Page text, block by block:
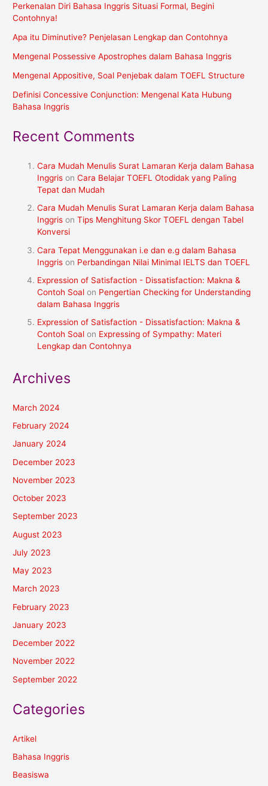
Perkenalan Diri Bahasa Inggris Situasi Formal, Begini
Contohnya!
Apa itu Diminutive? Penjelasan Lengkap dan Contohnya
Mengenal Possessive Apostrophes dalam Bahasa Inggris
Mengenal Appositive, Soal Penjebak dalam TOEFL Structure
Definisi Concessive Conjunction: Mengenal Kata Hubung
Bahasa Inggris
Recent Comments
Cara Mudah Menulis Surat Lamaran Kerja dalam Bahasa
Inggris onCara Belajar TOEFL Otodidak yang Paling
Tepat dan Mudah
Cara Mudah Menulis Surat Lamaran Kerja dalam Bahasa
Inggris onTips Menghitung Skor TOEFL dengan Tabel
Konversi
Cara Tepat Menggunakan i.e dan e.g dalam Bahasa
Inggris on Perbandingan Nilai Minimal IELTS dan TOEFL
Expression of Satisfaction - Dissatisfaction: Makna &
Contoh Soal on Pengertian Checking for Understanding
dalam Bahasa Inggris
Expression of Satisfaction - Dissatisfaction: Makna &
Contoh Soal on Expressing of Sympathy: Materi
Lengkap dan Contohnya
Archives
March 2024
February 2024
January 2024
December 2023
November 2023
October 2023
September 2023
August 2023
July 2023
May 2023
March 2023
February 2023
January 2023
December 2022
November 2022
September 2022
Categories
Artikel
Bahasa Inggris
Beasiswa